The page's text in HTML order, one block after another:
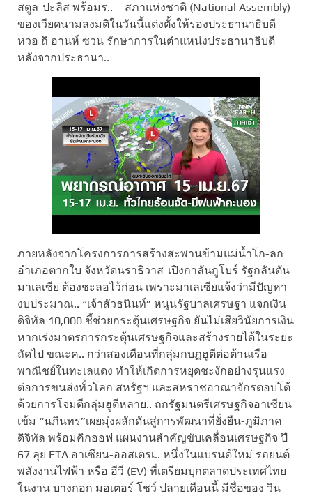
สตูล-ปะลิส พร้อมร.. – สภาแห่งชาติ (National Assembly)
ของเวียดนามลงมติในวันนี้แต่งตั้งให้รองประธานาธิบดี
หวอ ถิ อานห์ ซวน รักษาการในตำแหน่งประธานาธิบดี
หลังจากประธานา..
ภายหลังจากโครงการการสร้างสะพานข้ามแม่น้ำโก-ลก
อำเภอตากใบ จังหวัดนราธิวาส-เปิงกาลันกูโบร์ รัฐกลันตัน
มาเลเซีย ต้องชะลอไว้ก่อน เพราะมาเลเซียแจ้งว่ามีปัญหา
งบประมาณ.. “เจ้าสัวธนินท์” หนุนรัฐบาลเศรษฐา แจกเงิน
ดิจิทัล 10,000 ชี้ช่วยกระตุ้นเศรษฐกิจ ยันไม่เสียวินัยการเงิน
หากเร่งมาตรการกระตุ้นเศรษฐกิจและสร้างรายได้ในระยะ
ถัดไป ขณะค.. กว่าสองเดือนที่กลุ่มกบฏฮูตีต่อต้านเรือ
พาณิชย์ในทะเลแดง ทำให้เกิดการหยุดชะงักอย่างรุนแรง
ต่อการขนส่งทั่วโลก สหรัฐฯ และสหราชอาณาจักรตอบโต้
ด้วยการโจมตีกลุ่มฮูตีหลาย.. ถกรัฐมนตรีเศรษฐกิจอาเซียน
เข้ม “นภินทร”เผยมุ่งผลักดันสู่การพัฒนาที่ยั่งยืน-ภูมิภาค
ดิจิทัล พร้อมคิกออฟ แผนงานสำคัญขับเคลื่อนเศรษฐกิจ ปี
67 ลุย FTA อาเซียน-ออสเตรเ.. หนึ่งในแบรนด์ใหม่ รถยนต์
พลังงานไฟฟ้า หรือ อีวี (EV) ที่เตรียมบุกตลาดประเทศไทย
ในงาน บางกอก มอเตอร์ โชว์ ปลายเดือนนี้ มีชื่อของ วิน